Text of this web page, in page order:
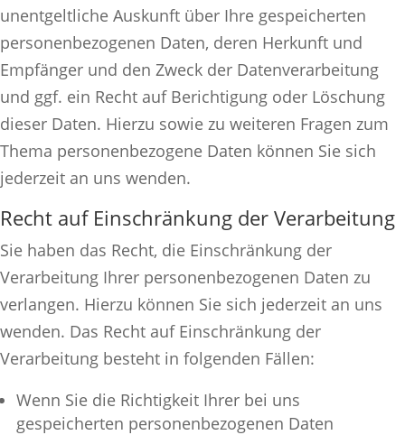
unentgeltliche Auskunft über Ihre gespeicherten
personenbezogenen Daten, deren Herkunft und
Empfänger und den Zweck der Datenverarbeitung
und ggf. ein Recht auf Berichtigung oder Löschung
dieser Daten. Hierzu sowie zu weiteren Fragen zum
Thema personenbezogene Daten können Sie sich
jederzeit an uns wenden.
Recht auf Einschränkung der Verarbeitung
Sie haben das Recht, die Einschränkung der
Verarbeitung Ihrer personenbezogenen Daten zu
verlangen. Hierzu können Sie sich jederzeit an uns
wenden. Das Recht auf Einschränkung der
Verarbeitung besteht in folgenden Fällen:
Wenn Sie die Richtigkeit Ihrer bei uns
gespeicherten personenbezogenen Daten